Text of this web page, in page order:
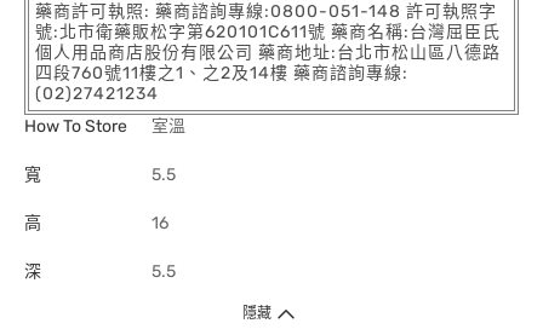
藥商許可執照: 藥商諮詢專線:0800-051-148 許可執照字
號:北市衛藥販松字第620101C611號 藥商名稱:台灣屈臣氏
個人用品商店股份有限公司 藥商地址:台北市松山區八德路
四段760號11樓之1、之2及14樓 藥商諮詢專線:
(02)27421234
How To Store
室溫
寬 5.5
高 16
深 5.5
隱藏